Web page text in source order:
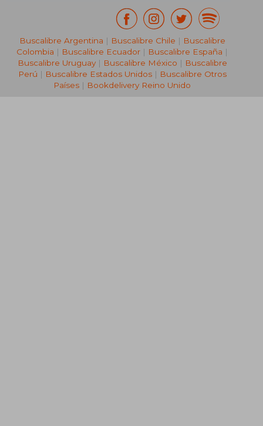
₡ 27.153
Buscalibre Argentina | Buscalibre Chile | Buscalibre
Colombia | Buscalibre Ecuador | Buscalibre España |
Buscalibre Uruguay| Buscalibre México | Buscalibre
Perú | Buscalibre Estados Unidos| Buscalibre Otros
Países | Bookdelivery Reino Unido